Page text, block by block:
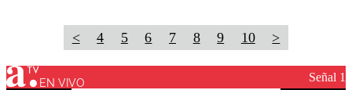
< 4 5 6 7 8 9 10 >
EN VIVO Señal 1